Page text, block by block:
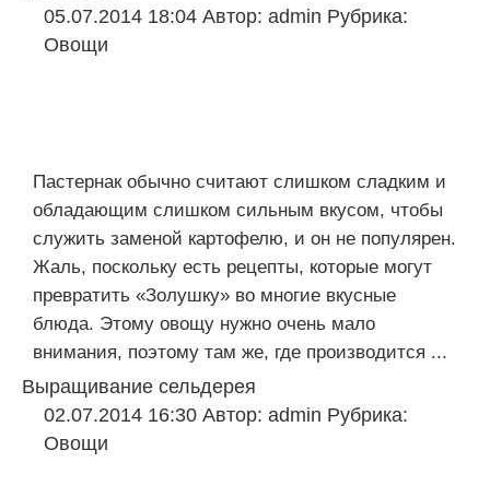
05.07.2014 18:04 Автор: admin Рубрика:
Овощи
Пастернак обычно считают слишком сладким и
обладающим слишком сильным вкусом, чтобы
служить заменой картофелю, и он не популярен.
Жаль, поскольку есть рецепты, которые могут
превратить «Золушку» во многие вкусные
блюда. Этому овощу нужно очень мало
внимания, поэтому там же, где производится ...
Выращивание сельдерея
02.07.2014 16:30 Автор: admin Рубрика:
Овощи